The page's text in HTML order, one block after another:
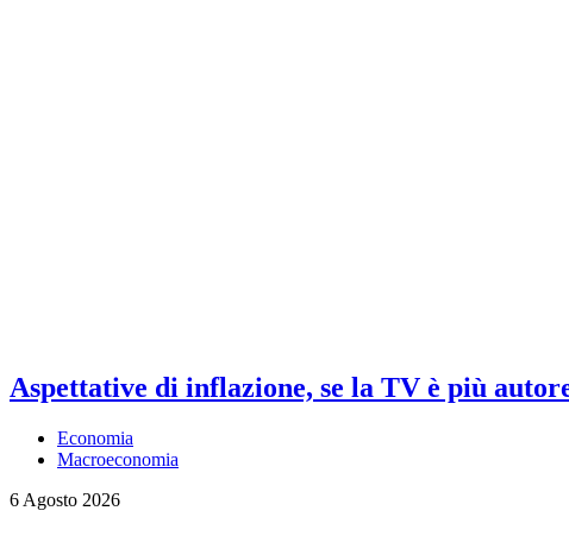
Aspettative di inflazione, se la TV è più
Economia
Macroeconomia
6 Agosto 2026